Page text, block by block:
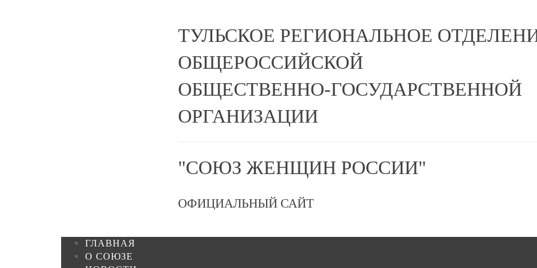
ТУЛЬСКОЕ РЕГИОНАЛЬНОЕ
ОБЩЕРОССИЙСКОЙ
ОБЩЕСТВЕННО-ГОСУДАРСТВЕННОЙ
ОРГАНИЗАЦИИ
"СОЮЗ ЖЕНЩИН РОССИИ"
ОФИЦИАЛЬНЫЙ САЙТ
ГЛАВНАЯ
О СОЮЗЕ